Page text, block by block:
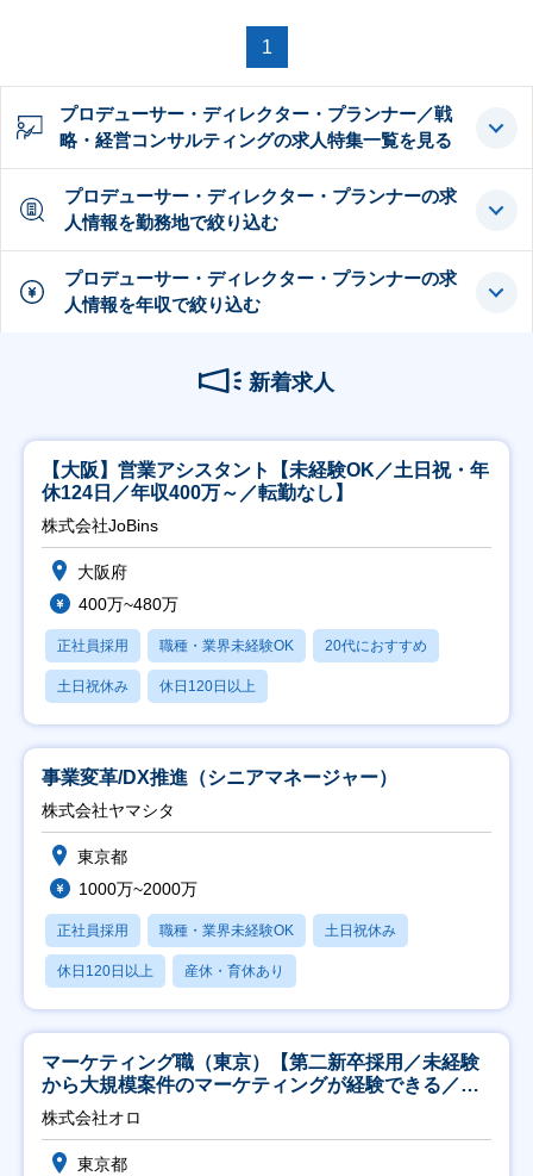
1
プロデューサー・ディレクター・プランナー／戦
略・経営コンサルティングの求人特集一覧を見る
プロデューサー・ディレクター・プランナーの求
人情報を勤務地で絞り込む
プロデューサー・ディレクター・プランナーの求
人情報を年収で絞り込む
新着求人
【大阪】営業アシスタント【未経験OK／土日祝・年
休124日／年収400万～／転勤なし】
株式会社JoBins
大阪府
400万~480万
正社員採用 職種・業界未経験OK 20代におすすめ
土日祝休み 休日120日以上
事業変革/DX推進（シニアマネージャー）
株式会社ヤマシタ
東京都
1000万~2000万
正社員採用 職種・業界未経験OK 土日祝休み
休日120日以上 産休・育休あり
マーケティング職（東京）【第二新卒採用／未経験
から大規模案件のマーケティングが経験できる／研
修充実】
株式会社オロ
東京都